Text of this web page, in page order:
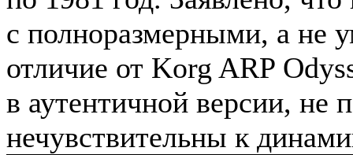
с полноразмерными, а не
отличие от Korg ARP
в аутентичной версии, не
нечувствительны к